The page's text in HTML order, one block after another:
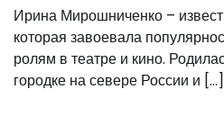
Ирина Мирошниченко –
которая завоевала
ролям в театре и кино.
городке на севере России и […]